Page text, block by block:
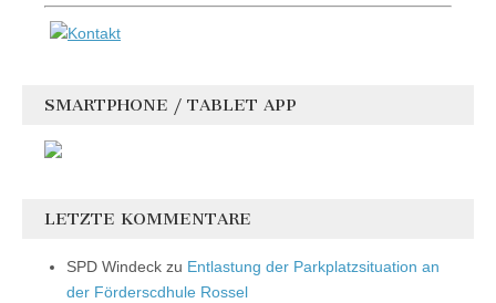
SMARTPHONE / TABLET APP
LETZTE KOMMENTARE
SPD Windeck zu Entlastung der Parkplatzsituation an
der Förderscdhule Rossel